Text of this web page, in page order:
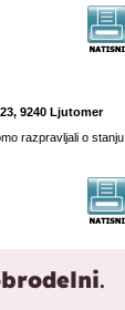
9240 Ljutomer
razpravljali o stanju